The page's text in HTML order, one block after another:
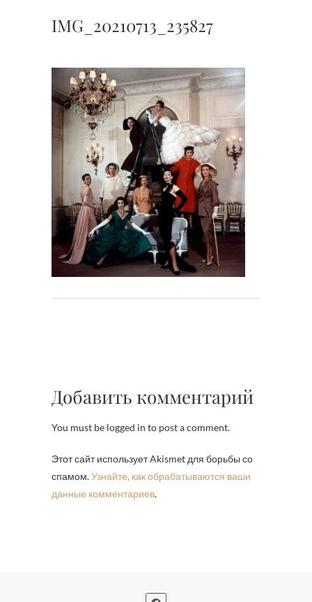
IMG_20210713_235827
Добавить комментарий
You must be logged in to post a comment.
Этот сайт использует Akismet для борьбы со
спамом.Узнайте, как обрабатываются ваши
данные комментариев.